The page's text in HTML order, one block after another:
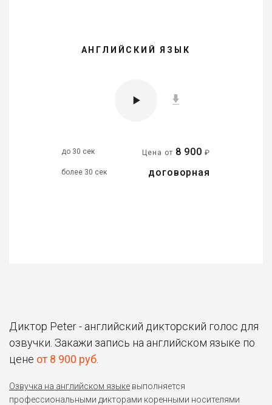
АНГЛИЙСКИЙ ЯЗЫК
до 30 сек Цена от 8 900 ₽
более 30 сек договорная
Диктор Peter - английский дикторский голос для
озвучки. Закажи запись на английском языке по
цене от 8 900 руб
Озвучка на английском языке выполняется
профессиональными дикторами коренными носителями